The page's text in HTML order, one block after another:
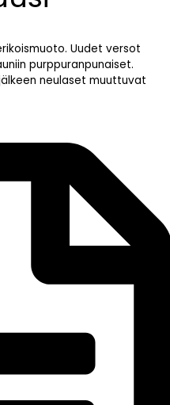
Uudet versot
purppuranpunaiset.
neulaset muuttuvat